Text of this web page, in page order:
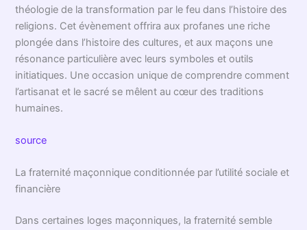
théologie de la transformation par le feu dans l’histoire des
religions. Cet évènement offrira aux profanes une riche
plongée dans l’histoire des cultures, et aux maçons une
résonance particulière avec leurs symboles et outils
initiatiques. Une occasion unique de comprendre comment
l’artisanat et le sacré se mêlent au cœur des traditions
humaines.
source
La fraternité maçonnique conditionnée par l’utilité sociale et
financière
Dans certaines loges maçonniques, la fraternité semble